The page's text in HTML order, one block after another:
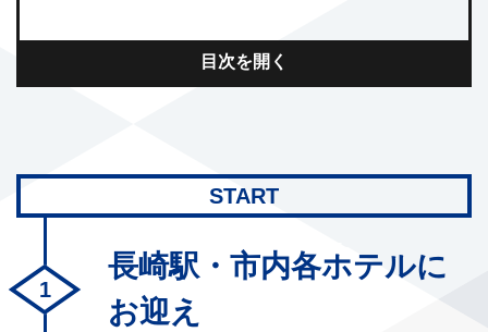
目次を開く
START
長崎駅・市内各ホテルに
お迎え